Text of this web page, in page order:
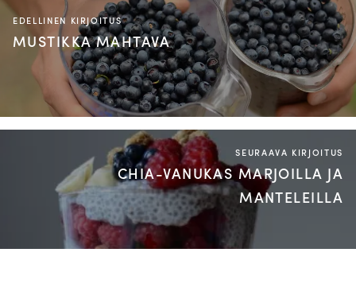
EDELLINEN KIRJOITUS
MUSTIKKA MAHTAVA
SEURAAVA KIRJOITUS
CHIA-VANUKAS MARJOILLA JA
MANTELEILLA